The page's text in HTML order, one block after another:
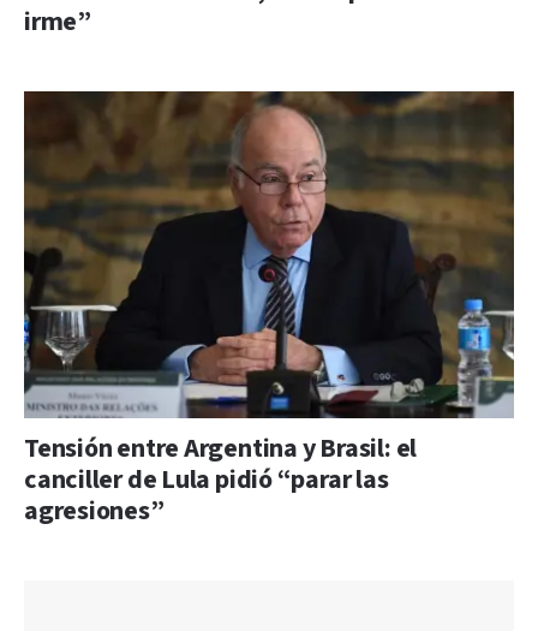
irme”
Tensión entre Argentina y Brasil: el
canciller de Lula pidió “parar las
agresiones”